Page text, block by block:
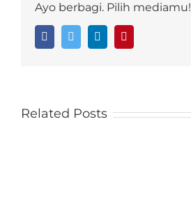
Ayo berbagi. Pilih mediamu!
FacebookTwitter LinkedIn
Related Posts